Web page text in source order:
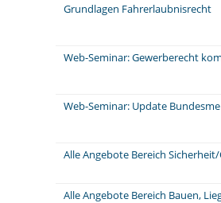
Grundlagen Fahrerlaubnisrecht
Web-Seminar: Gewerberecht
Web-Seminar: Update
Alle Angebote Bereich
Alle Angebote Bereich Bauen,